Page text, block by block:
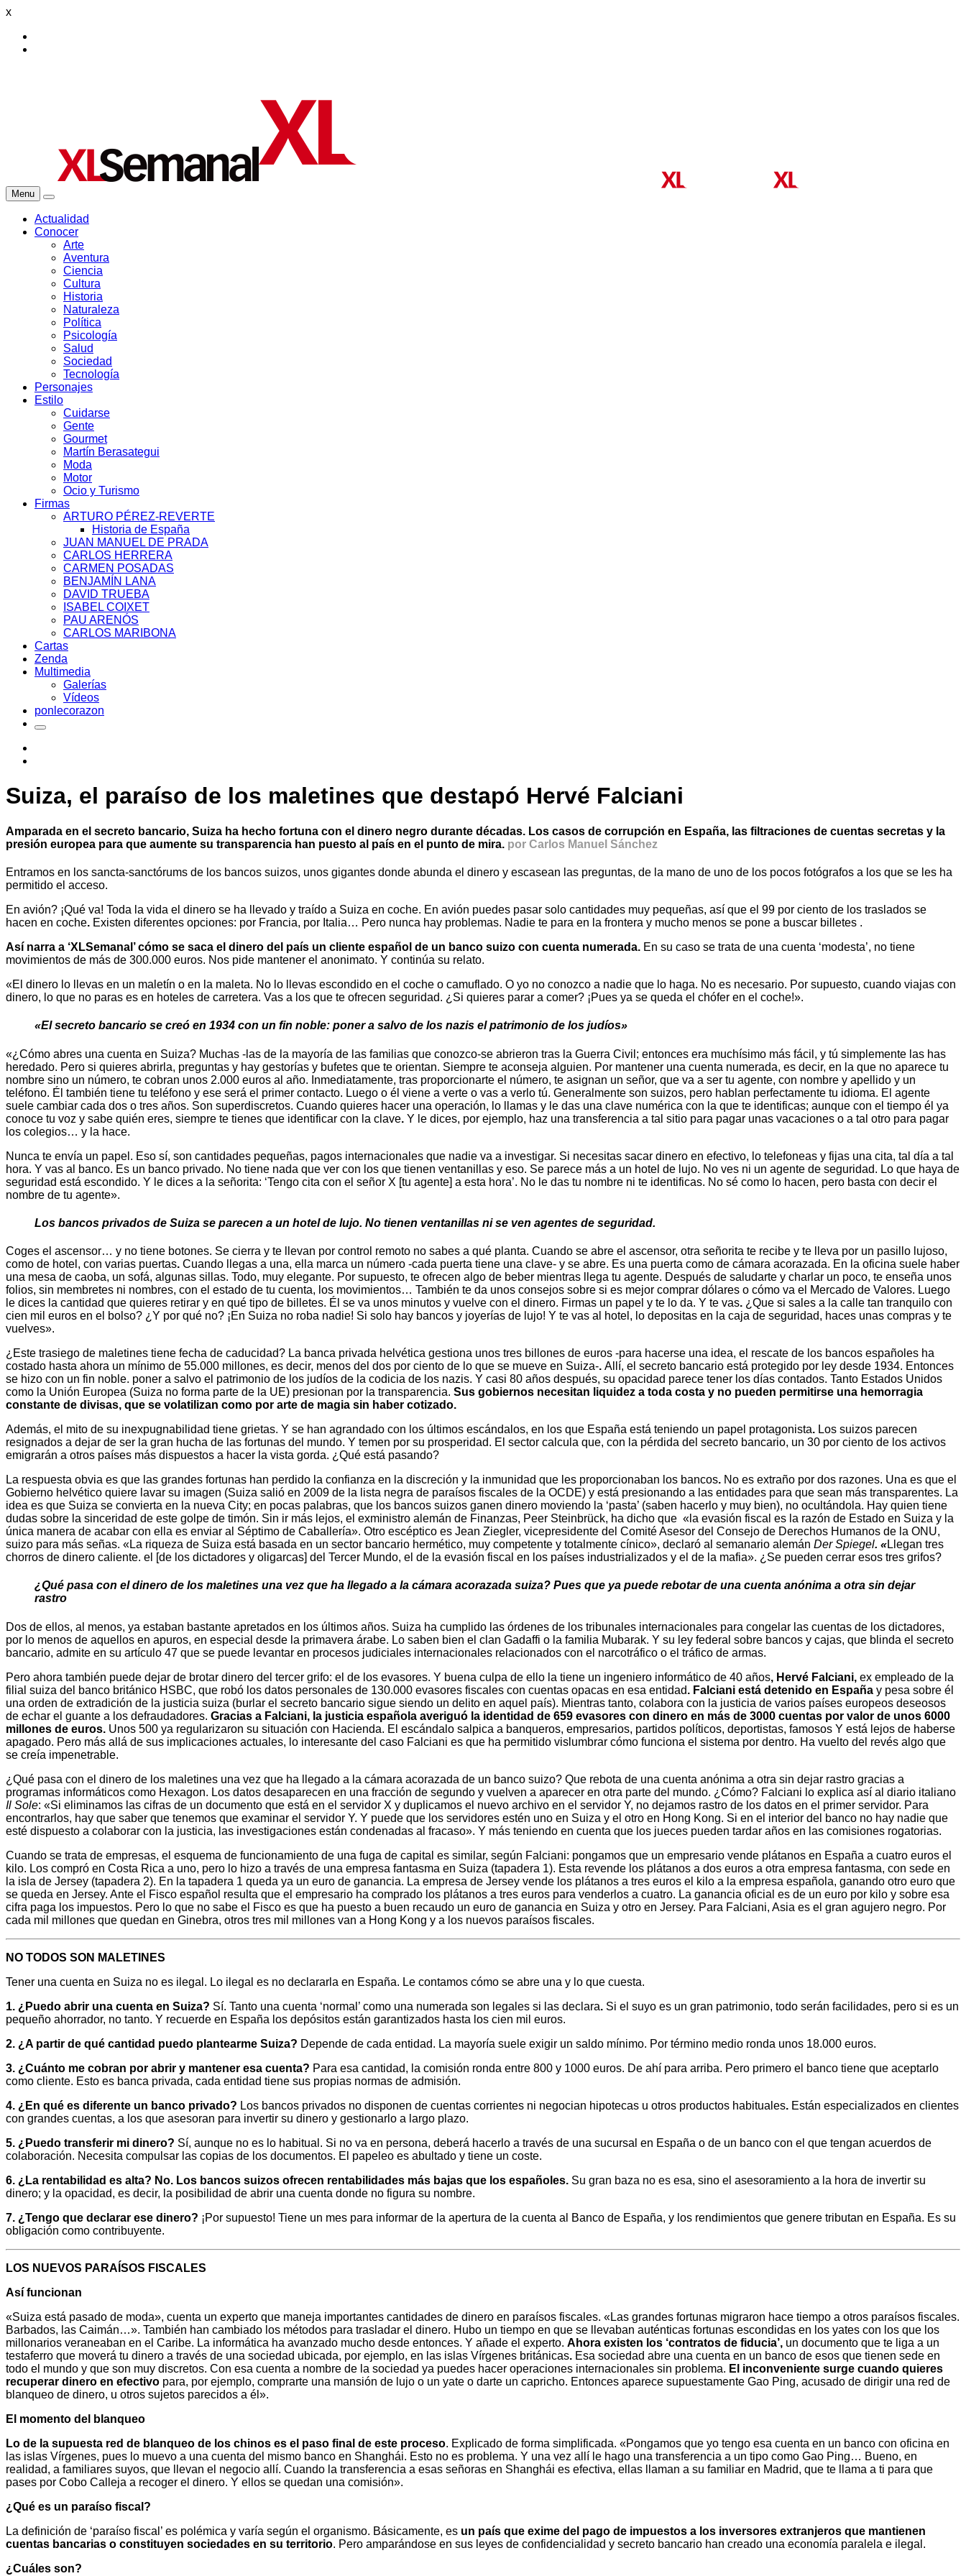
x
Menu
Actualidad
Conocer
Arte
Aventura
Ciencia
Cultura
Historia
Naturaleza
Política
Psicología
Salud
Sociedad
Tecnología
Personajes
Estilo
Cuidarse
Gente
Gourmet
Martín Berasategui
Moda
Motor
Ocio y Turismo
Firmas
ARTURO PÉREZ-REVERTE
Historia de España
JUAN MANUEL DE PRADA
CARLOS HERRERA
CARMEN POSADAS
BENJAMÍN LANA
DAVID TRUEBA
ISABEL COIXET
PAU ARENÓS
CARLOS MARIBONA
Cartas
Zenda
Multimedia
Galerías
Vídeos
ponlecorazon
Suiza, el paraíso de los maletines que destapó Hervé Falciani
Amparada en el secreto bancario, Suiza ha hecho fortuna con el dinero negro durante décadas. Los casos de corrupción en España, las filtraciones de cuentas secretas y la
presión europea para que aumente su transparencia han puesto al país en el punto de mira. por Carlos Manuel Sánchez
Entramos en los sancta-sanctórums de los bancos suizos, unos gigantes donde abunda el dinero y escasean las preguntas, de la mano de uno de los pocos fotógrafos a los que se les ha
permitido el acceso.
En avión? ¡Qué va! Toda la vida el dinero se ha llevado y traído a Suiza en coche. En avión puedes pasar solo cantidades muy pequeñas, así que el 99 por ciento de los traslados se
hacen en coche. Existen diferentes opciones: por Francia, por Italia… Pero nunca hay problemas. Nadie te para en la frontera y mucho menos se pone a buscar billetes .
Así narra a ‘XLSemanal’ cómo se saca el dinero del país un cliente español de un banco suizo con cuenta numerada. En su caso se trata de una cuenta ‘modesta’, no tiene
movimientos de más de 300.000 euros. Nos pide mantener el anonimato. Y continúa su relato.
«El dinero lo llevas en un maletín o en la maleta. No lo llevas escondido en el coche o camuflado. O yo no conozco a nadie que lo haga. No es necesario. Por supuesto, cuando viajas con
dinero, lo que no paras es en hoteles de carretera. Vas a los que te ofrecen seguridad. ¿Si quieres parar a comer? ¡Pues ya se queda el chófer en el coche!».
«El secreto bancario se creó en 1934 con un fin noble: poner a salvo de los nazis el patrimonio de los judíos»
«¿Cómo abres una cuenta en Suiza? Muchas -las de la mayoría de las familias que conozco-se abrieron tras la Guerra Civil; entonces era muchísimo más fácil, y tú simplemente las has
heredado. Pero si quieres abrirla, preguntas y hay gestorías y bufetes que te orientan. Siempre te aconseja alguien. Por mantener una cuenta numerada, es decir, en la que no aparece tu
nombre sino un número, te cobran unos 2.000 euros al año. Inmediatamente, tras proporcionarte el número, te asignan un señor, que va a ser tu agente, con nombre y apellido y un
teléfono. Él también tiene tu teléfono y ese será el primer contacto. Luego o él viene a verte o vas a verlo tú. Generalmente son suizos, pero hablan perfectamente tu idioma. El agente
suele cambiar cada dos o tres años. Son superdiscretos. Cuando quieres hacer una operación, lo llamas y le das una clave numérica con la que te identificas; aunque con el tiempo él ya
conoce tu voz y sabe quién eres, siempre te tienes que identificar con la clave. Y le dices, por ejemplo, haz una transferencia a tal sitio para pagar unas vacaciones o a tal otro para pagar
los colegios… y la hace.
Nunca te envía un papel. Eso sí, son cantidades pequeñas, pagos internacionales que nadie va a investigar. Si necesitas sacar dinero en efectivo, lo telefoneas y fijas una cita, tal día a tal
hora. Y vas al banco. Es un banco privado. No tiene nada que ver con los que tienen ventanillas y eso. Se parece más a un hotel de lujo. No ves ni un agente de seguridad. Lo que haya de
seguridad está escondido. Y le dices a la señorita: ‘Tengo cita con el señor X [tu agente] a esta hora’. No le das tu nombre ni te identificas. No sé como lo hacen, pero basta con decir el
nombre de tu agente».
Los bancos privados de Suiza se parecen a un hotel de lujo. No tienen ventanillas ni se ven agentes de seguridad.
Coges el ascensor… y no tiene botones. Se cierra y te llevan por control remoto no sabes a qué planta. Cuando se abre el ascensor, otra señorita te recibe y te lleva por un pasillo lujoso,
como de hotel, con varias puertas. Cuando llegas a una, ella marca un número -cada puerta tiene una clave- y se abre. Es una puerta como de cámara acorazada. En la oficina suele haber
una mesa de caoba, un sofá, algunas sillas. Todo, muy elegante. Por supuesto, te ofrecen algo de beber mientras llega tu agente. Después de saludarte y charlar un poco, te enseña unos
folios, sin membretes ni nombres, con el estado de tu cuenta, los movimientos… También te da unos consejos sobre si es mejor comprar dólares o cómo va el Mercado de Valores. Luego
le dices la cantidad que quieres retirar y en qué tipo de billetes. Él se va unos minutos y vuelve con el dinero. Firmas un papel y te lo da. Y te vas. ¿Que si sales a la calle tan tranquilo con
cien mil euros en el bolso? ¿Y por qué no? ¡En Suiza no roba nadie! Si solo hay bancos y joyerías de lujo! Y te vas al hotel, lo depositas en la caja de seguridad, haces unas compras y te
vuelves».
¿Este trasiego de maletines tiene fecha de caducidad? La banca privada helvética gestiona unos tres billones de euros -para hacerse una idea, el rescate de los bancos españoles ha
costado hasta ahora un mínimo de 55.000 millones, es decir, menos del dos por ciento de lo que se mueve en Suiza-. Allí, el secreto bancario está protegido por ley desde 1934. Entonces
se hizo con un fin noble. poner a salvo el patrimonio de los judíos de la codicia de los nazis. Y casi 80 años después, su opacidad parece tener los días contados. Tanto Estados Unidos
como la Unión Europea (Suiza no forma parte de la UE) presionan por la transparencia. Sus gobiernos necesitan liquidez a toda costa y no pueden permitirse una hemorragia
constante de divisas, que se volatilizan como por arte de magia sin haber cotizado.
Además, el mito de su inexpugnabilidad tiene grietas. Y se han agrandado con los últimos escándalos, en los que España está teniendo un papel protagonista. Los suizos parecen
resignados a dejar de ser la gran hucha de las fortunas del mundo. Y temen por su prosperidad. El sector calcula que, con la pérdida del secreto bancario, un 30 por ciento de los activos
emigrarán a otros países más dispuestos a hacer la vista gorda. ¿Qué está pasando?
La respuesta obvia es que las grandes fortunas han perdido la confianza en la discreción y la inmunidad que les proporcionaban los bancos. No es extraño por dos razones. Una es que el
Gobierno helvético quiere lavar su imagen (Suiza salió en 2009 de la lista negra de paraísos fiscales de la OCDE) y está presionando a las entidades para que sean más transparentes. La
idea es que Suiza se convierta en la nueva City; en pocas palabras, que los bancos suizos ganen dinero moviendo la ‘pasta’ (saben hacerlo y muy bien), no ocultándola. Hay quien tiene
dudas sobre la sinceridad de este golpe de timón. Sin ir más lejos, el exministro alemán de Finanzas, Peer Steinbrück, ha dicho que «la evasión fiscal es la razón de Estado en Suiza y la
única manera de acabar con ella es enviar al Séptimo de Caballería». Otro escéptico es Jean Ziegler, vicepresidente del Comité Asesor del Consejo de Derechos Humanos de la ONU,
suizo para más señas. «La riqueza de Suiza está basada en un sector bancario hermético, muy competente y totalmente cínico», declaró al semanario alemán Der Spiegel. «Llegan tres
chorros de dinero caliente. el [de los dictadores y oligarcas] del Tercer Mundo, el de la evasión fiscal en los países industrializados y el de la mafia». ¿Se pueden cerrar esos tres grifos?
¿Qué pasa con el dinero de los maletines una vez que ha llegado a la cámara acorazada suiza? Pues que ya puede rebotar de una cuenta anónima a otra sin dejar
rastro
Dos de ellos, al menos, ya estaban bastante apretados en los últimos años. Suiza ha cumplido las órdenes de los tribunales internacionales para congelar las cuentas de los dictadores,
por lo menos de aquellos en apuros, en especial desde la primavera árabe. Lo saben bien el clan Gadaffi o la familia Mubarak. Y su ley federal sobre bancos y cajas, que blinda el secreto
bancario, admite en su artículo 47 que se puede levantar en procesos judiciales internacionales relacionados con el narcotráfico o el tráfico de armas.
Pero ahora también puede dejar de brotar dinero del tercer grifo: el de los evasores. Y buena culpa de ello la tiene un ingeniero informático de 40 años, Hervé Falciani, ex empleado de la
filial suiza del banco británico HSBC, que robó los datos personales de 130.000 evasores fiscales con cuentas opacas en esa entidad. Falciani está detenido en España y pesa sobre él
una orden de extradición de la justicia suiza (burlar el secreto bancario sigue siendo un delito en aquel país). Mientras tanto, colabora con la justicia de varios países europeos deseosos
de echar el guante a los defraudadores. Gracias a Falciani, la justicia española averiguó la identidad de 659 evasores con dinero en más de 3000 cuentas por valor de unos 6000
millones de euros. Unos 500 ya regularizaron su situación con Hacienda. El escándalo salpica a banqueros, empresarios, partidos políticos, deportistas, famosos Y está lejos de haberse
apagado. Pero más allá de sus implicaciones actuales, lo interesante del caso Falciani es que ha permitido vislumbrar cómo funciona el sistema por dentro. Ha vuelto del revés algo que
se creía impenetrable.
¿Qué pasa con el dinero de los maletines una vez que ha llegado a la cámara acorazada de un banco suizo? Que rebota de una cuenta anónima a otra sin dejar rastro gracias a
programas informáticos como Hexagon. Los datos desaparecen en una fracción de segundo y vuelven a aparecer en otra parte del mundo. ¿Cómo? Falciani lo explica así al diario italiano
Il Sole: «Si eliminamos las cifras de un documento que está en el servidor X y duplicamos el nuevo archivo en el servidor Y, no dejamos rastro de los datos en el primer servidor. Para
encontrarlos, hay que saber que tenemos que examinar el servidor Y. Y puede que los servidores estén uno en Suiza y el otro en Hong Kong. Si en el interior del banco no hay nadie que
esté dispuesto a colaborar con la justicia, las investigaciones están condenadas al fracaso». Y más teniendo en cuenta que los jueces pueden tardar años en las comisiones rogatorias.
Cuando se trata de empresas, el esquema de funcionamiento de una fuga de capital es similar, según Falciani: pongamos que un empresario vende plátanos en España a cuatro euros el
kilo. Los compró en Costa Rica a uno, pero lo hizo a través de una empresa fantasma en Suiza (tapadera 1). Esta revende los plátanos a dos euros a otra empresa fantasma, con sede en
la isla de Jersey (tapadera 2). En la tapadera 1 queda ya un euro de ganancia. La empresa de Jersey vende los plátanos a tres euros el kilo a la empresa española, ganando otro euro que
se queda en Jersey. Ante el Fisco español resulta que el empresario ha comprado los plátanos a tres euros para venderlos a cuatro. La ganancia oficial es de un euro por kilo y sobre esa
cifra paga los impuestos. Pero lo que no sabe el Fisco es que ha puesto a buen recaudo un euro de ganancia en Suiza y otro en Jersey. Para Falciani, Asia es el gran agujero negro. Por
cada mil millones que quedan en Ginebra, otros tres mil millones van a Hong Kong y a los nuevos paraísos fiscales.
NO TODOS SON MALETINES
Tener una cuenta en Suiza no es ilegal. Lo ilegal es no declararla en España. Le contamos cómo se abre una y lo que cuesta.
1. ¿Puedo abrir una cuenta en Suiza? Sí. Tanto una cuenta ‘normal’ como una numerada son legales si las declara. Si el suyo es un gran patrimonio, todo serán facilidades, pero si es un
pequeño ahorrador, no tanto. Y recuerde en España los depósitos están garantizados hasta los cien mil euros.
2. ¿A partir de qué cantidad puedo plantearme Suiza? Depende de cada entidad. La mayoría suele exigir un saldo mínimo. Por término medio ronda unos 18.000 euros.
3. ¿Cuánto me cobran por abrir y mantener esa cuenta? Para esa cantidad, la comisión ronda entre 800 y 1000 euros. De ahí para arriba. Pero primero el banco tiene que aceptarlo
como cliente. Esto es banca privada, cada entidad tiene sus propias normas de admisión.
4. ¿En qué es diferente un banco privado? Los bancos privados no disponen de cuentas corrientes ni negocian hipotecas u otros productos habituales. Están especializados en clientes
con grandes cuentas, a los que asesoran para invertir su dinero y gestionarlo a largo plazo.
5. ¿Puedo transferir mi dinero? Sí, aunque no es lo habitual. Si no va en persona, deberá hacerlo a través de una sucursal en España o de un banco con el que tengan acuerdos de
colaboración. Necesita compulsar las copias de los documentos. El papeleo es abultado y tiene un coste.
6. ¿La rentabilidad es alta? No. Los bancos suizos ofrecen rentabilidades más bajas que los españoles. Su gran baza no es esa, sino el asesoramiento a la hora de invertir su
dinero; y la opacidad, es decir, la posibilidad de abrir una cuenta donde no figura su nombre.
7. ¿Tengo que declarar ese dinero? ¡Por supuesto! Tiene un mes para informar de la apertura de la cuenta al Banco de España, y los rendimientos que genere tributan en España. Es su
obligación como contribuyente.
LOS NUEVOS PARAÍSOS FISCALES
Así funcionan
«Suiza está pasado de moda», cuenta un experto que maneja importantes cantidades de dinero en paraísos fiscales. «Las grandes fortunas migraron hace tiempo a otros paraísos fiscales.
Barbados, las Caimán…». También han cambiado los métodos para trasladar el dinero. Hubo un tiempo en que se llevaban auténticas fortunas escondidas en los yates con los que los
millonarios veraneaban en el Caribe. La informática ha avanzado mucho desde entonces. Y añade el experto. Ahora existen los ‘contratos de fiducia’, un documento que te liga a un
testaferro que moverá tu dinero a través de una sociedad ubicada, por ejemplo, en las islas Vírgenes británicas. Esa sociedad abre una cuenta en un banco de esos que tienen sede en
todo el mundo y que son muy discretos. Con esa cuenta a nombre de la sociedad ya puedes hacer operaciones internacionales sin problema. El inconveniente surge cuando quieres
recuperar dinero en efectivo para, por ejemplo, comprarte una mansión de lujo o un yate o darte un capricho. Entonces aparece supuestamente Gao Ping, acusado de dirigir una red de
blanqueo de dinero, u otros sujetos parecidos a él».
El momento del blanqueo
Lo de la supuesta red de blanqueo de los chinos es el paso final de este proceso. Explicado de forma simplificada. «Pongamos que yo tengo esa cuenta en un banco con oficina en
las islas Vírgenes, pues lo muevo a una cuenta del mismo banco en Shanghái. Esto no es problema. Y una vez allí le hago una transferencia a un tipo como Gao Ping… Bueno, en
realidad, a familiares suyos, que llevan el negocio allí. Cuando la transferencia a esas señoras en Shanghái es efectiva, ellas llaman a su familiar en Madrid, que te llama a ti para que
pases por Cobo Calleja a recoger el dinero. Y ellos se quedan una comisión».
¿Qué es un paraíso fiscal?
La definición de ‘paraíso fiscal’ es polémica y varía según el organismo. Básicamente, es un país que exime del pago de impuestos a los inversores extranjeros que mantienen
cuentas bancarias o constituyen sociedades en su territorio. Pero amparándose en sus leyes de confidencialidad y secreto bancario han creado una economía paralela e ilegal.
¿Cuáles son?